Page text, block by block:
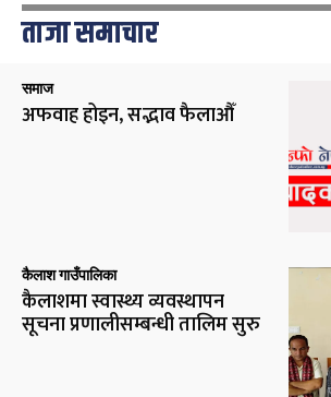
ताजा समाचार
समाज
अफवाह होइन, सद्भाव फैलाऔँ
कैलाश गाउँपालिका
कैलाशमा स्वास्थ्य व्यवस्थापन
सूचना प्रणालीसम्बन्धी तालिम सुरु